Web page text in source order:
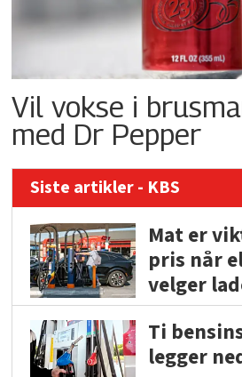
Vil vokse i
med Dr Pepper
Siste artikler - KBS
Mat er
pris når
velger
Ti
legger